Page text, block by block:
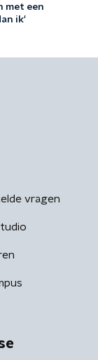
met een
ik'
vragen